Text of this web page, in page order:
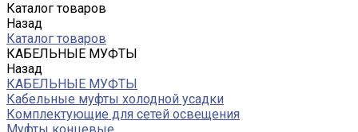
Каталог товаров
Назад
Каталог товаров
КАБЕЛЬНЫЕ МУФТЫ
Назад
КАБЕЛЬНЫЕ МУФТЫ
Кабельные муфты холодной усадки
Комплектующие для сетей освещения